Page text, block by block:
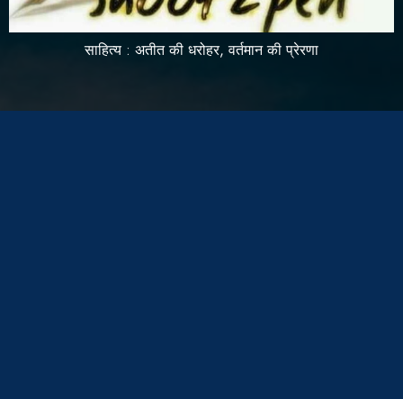
साहित्य : अतीत की धरोहर, वर्तमान की प्रेरणा